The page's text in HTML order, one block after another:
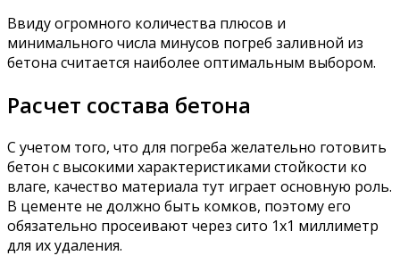
Ввиду огромного количества плюсов и
минимального числа минусов погреб заливной из
бетона считается наиболее оптимальным выбором.
Расчет состава бетона
С учетом того, что для погреба желательно готовить
бетон с высокими характеристиками стойкости ко
влаге, качество материала тут играет основную роль.
В цементе не должно быть комков, поэтому его
обязательно просеивают через сито 1х1 миллиметр
для их удаления.